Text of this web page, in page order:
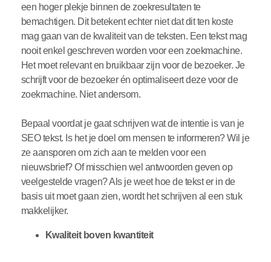
een hoger plekje binnen de zoekresultaten te
bemachtigen. Dit betekent echter niet dat dit ten koste
mag gaan van de kwaliteit van de teksten. Een tekst mag
nooit enkel geschreven worden voor een zoekmachine.
Het moet relevant en bruikbaar zijn voor de bezoeker. Je
schrijft voor de bezoeker én optimaliseert deze voor de
zoekmachine. Niet andersom.
Bepaal voordat je gaat schrijven wat de intentie is van je
SEO tekst. Is het je doel om mensen te informeren? Wil je
ze aansporen om zich aan te melden voor een
nieuwsbrief? Of misschien wel antwoorden geven op
veelgestelde vragen? Als je weet hoe de tekst er in de
basis uit moet gaan zien, wordt het schrijven al een stuk
makkelijker.
Kwaliteit boven kwantiteit